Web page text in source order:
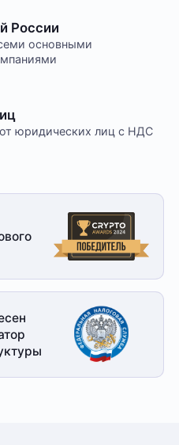
России
основными
от юридических лиц с НДС